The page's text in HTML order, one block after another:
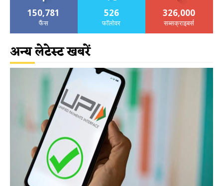
150,781
फैंस
526
फॉलोवर
326,000
सब्सक्राइबर्स
अन्य लेटेस्ट खबरें